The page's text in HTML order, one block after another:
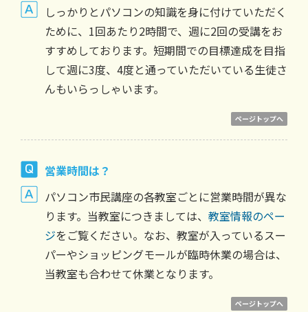
しっかりとパソコンの知識を身に付けていただく
ために、1回あたり2時間で、週に2回の受講をお
すすめしております。短期間での目標達成を目指
して週に3度、4度と通っていただいている生徒さ
んもいらっしゃいます。
ページトップへ
営業時間は？
パソコン市民講座の各教室ごとに営業時間が異な
ります。当教室につきましては、 教室情報のペー
ジをご覧ください。なお、教室が入っているスー
パーやショッピングモールが臨時休業の場合は、
当教室も合わせて休業となります。
ページトップへ